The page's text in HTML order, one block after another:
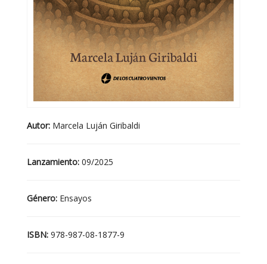
Autor: Marcela Luján Giribaldi
Lanzamiento: 09/2025
Género: Ensayos
ISBN: 978-987-08-1877-9